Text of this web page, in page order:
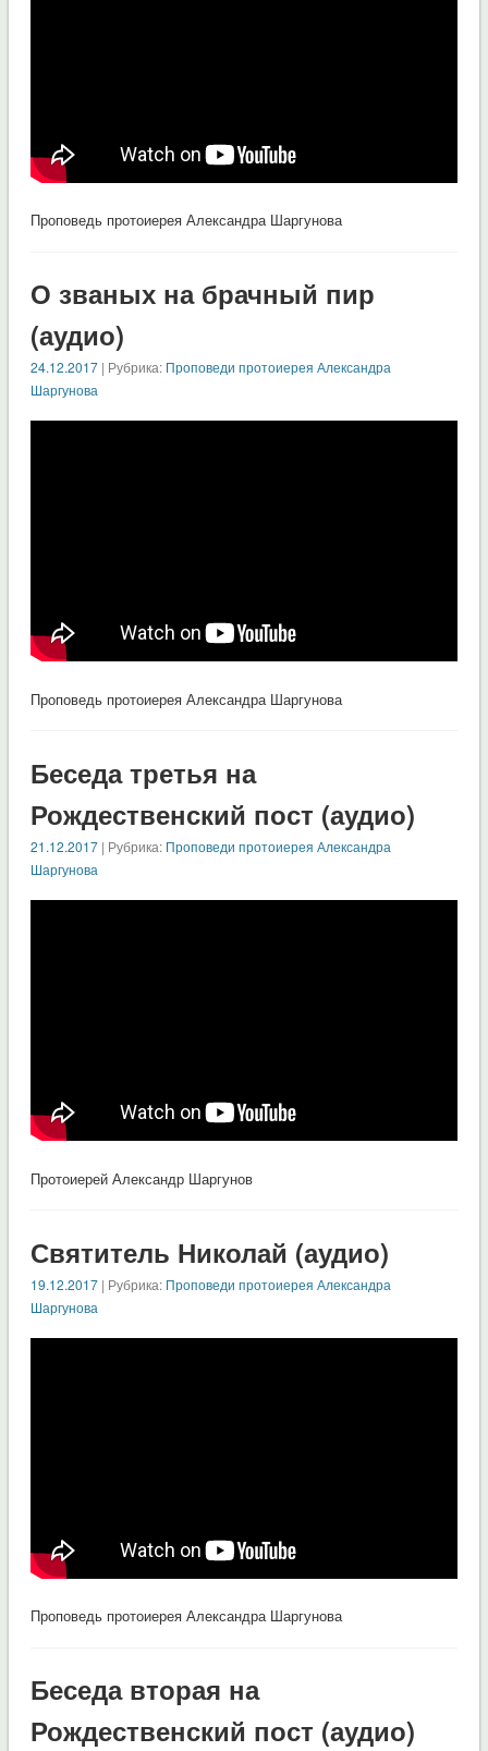
Проповедь протоиерея Александра Шаргунова
О званых на брачный пир
(аудио)
24.12.2017| Рубрика: Проповеди протоиерея Александра
Шаргунова
Проповедь протоиерея Александра Шаргунова
Беседа третья на
Рождественский пост (аудио)
21.12.2017| Рубрика: Проповеди протоиерея Александра
Шаргунова
Протоиерей Александр Шаргунов
Святитель Николай (аудио)
19.12.2017| Рубрика: Проповеди протоиерея Александра
Шаргунова
Проповедь протоиерея Александра Шаргунова
Беседа вторая на
Рождественский пост (аудио)